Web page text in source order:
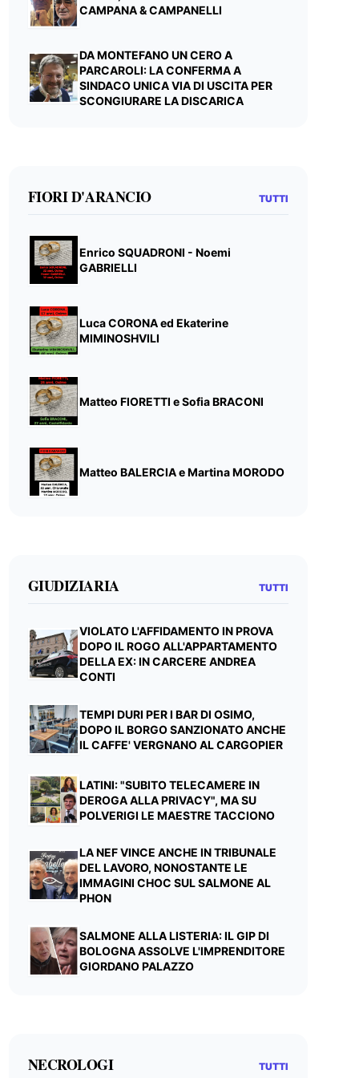
CAMPANA & CAMPANELLI
DA MONTEFANO UN CERO A
PARCAROLI: LA CONFERMA A
SINDACO UNICA VIA DI USCITA PER
SCONGIURARE LA DISCARICA
FIORI D'ARANCIO TUTTI
Enrico SQUADRONI - Noemi
GABRIELLI
Luca CORONA ed Ekaterine
MIMINOSHVILI
Matteo FIORETTI e Sofia BRACONI
Matteo BALERCIA e Martina MORODO
GIUDIZIARIA TUTTI
VIOLATO L'AFFIDAMENTO IN PROVA
DOPO IL ROGO ALL'APPARTAMENTO
DELLA EX: IN CARCERE ANDREA
CONTI
TEMPI DURI PER I BAR DI OSIMO,
DOPO IL BORGO SANZIONATO ANCHE
IL CAFFE' VERGNANO AL CARGOPIER
LATINI: "SUBITO TELECAMERE IN
DEROGA ALLA PRIVACY", MA SU
POLVERIGI LE MAESTRE TACCIONO
LA NEF VINCE ANCHE IN TRIBUNALE
DEL LAVORO, NONOSTANTE LE
IMMAGINI CHOC SUL SALMONE AL
PHON
SALMONE ALLA LISTERIA: IL GIP DI
BOLOGNA ASSOLVE L'IMPRENDITORE
GIORDANO PALAZZO
NECROLOGI TUTTI